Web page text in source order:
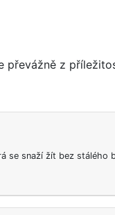
převážně z
se snaží žít bez stálého